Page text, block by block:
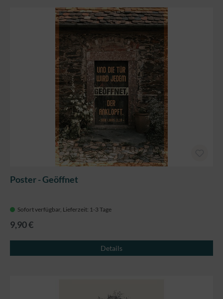
Poster - Geöffnet
Sofort verfügbar, Lieferzeit: 1-3 Tage
9,90 €
Details